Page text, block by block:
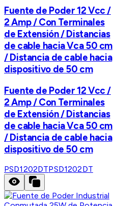
Fuente de Poder 12 Vcc /
2 Amp / Con Terminales
de Extensión / Distancias
de cable hacia Vca 50 cm
/ Distancia de cable hacia
dispositivo de 50 cm
Fuente de Poder 12 Vcc /
2 Amp / Con Terminales
de Extensión / Distancias
de cable hacia Vca 50 cm
/ Distancia de cable hacia
dispositivo de 50 cm
PSD1202DTPSD1202DT